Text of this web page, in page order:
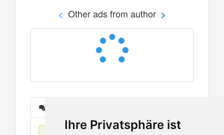
Ihre Privatsphäre ist
Other ads from author